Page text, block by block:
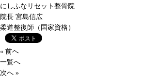
にしふなリセット整骨院
院長 宮島信広
柔道整復師（国家資格）
« 前へ
一覧へ
次へ »